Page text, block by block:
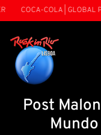
COCA-COLA | GLOBAL
Post